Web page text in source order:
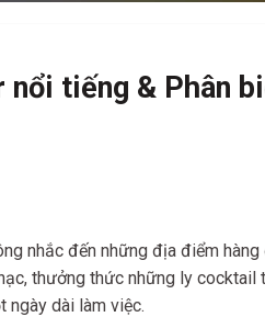
nổi tiếng & Phân
nhắc đến những địa điểm
thưởng thức những ly
ngày dài làm việc.